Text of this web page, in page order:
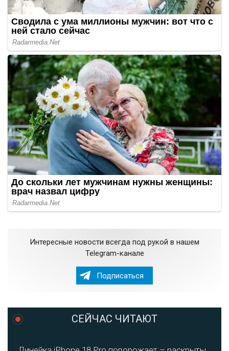
Интересные новости всегда под рукой в нашем
Telegram-канале
Подписаться
СЕЙЧАС ЧИТАЮТ